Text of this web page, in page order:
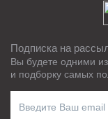
Подписка на
Вы будете одними
и подборку самых